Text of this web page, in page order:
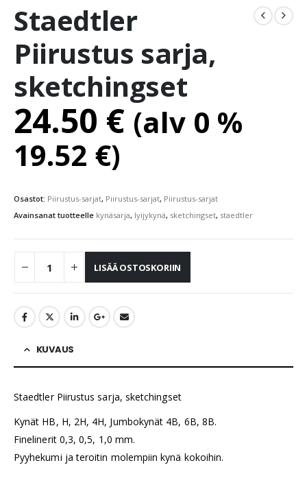
Staedtler
Piirustus sarja,
sketchingset
24.50 € (alv 0 %
19.52 €)
Osastot: Piirustus-sarjat, Piirustus-sarjat, Piirustus-sarjat
Avainsanat tuotteelle kynäsarja, lyijykynä, sketchingset, staedtler
LISÄÄ OSTOSKORIIN
KUVAUS
Staedtler Piirustus sarja, sketchingset
Kynät HB, H, 2H, 4H, Jumbokynät 4B, 6B, 8B.
Finelinerit 0,3, 0,5, 1,0 mm.
Pyyhekumi ja teroitin molempiin kynä kokoihin.